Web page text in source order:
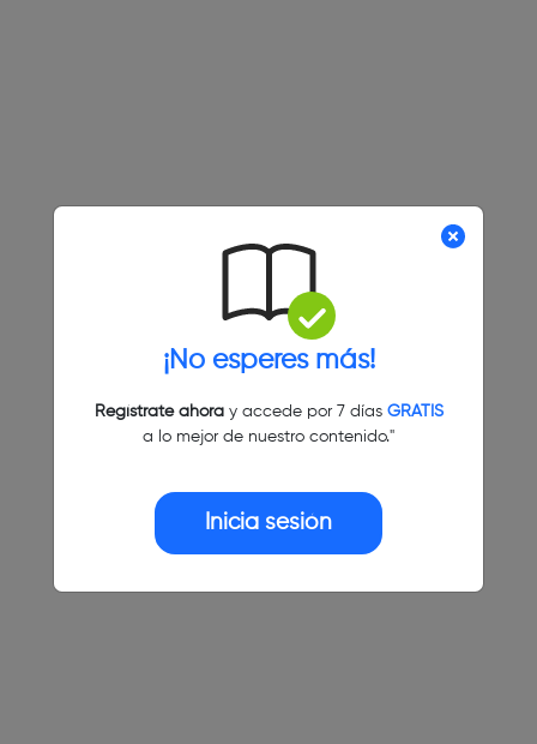
¡No esperes más!
Regístrate ahoray accede por 7 días GRATIS
a lo mejor de nuestro contenido."
Inicia sesión